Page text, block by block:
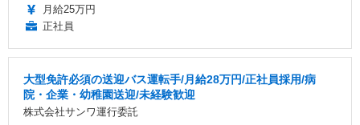
月給25万円
正社員
大型免許必須の送迎バス運転手/月給28万円/正社員採用/病
院・企業・幼稚園送迎/未経験歓迎
株式会社サンワ運行委託